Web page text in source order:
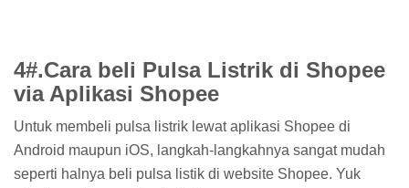
4#.Cara beli Pulsa Listrik di Shopee
via Aplikasi Shopee
Untuk membeli pulsa listrik lewat aplikasi Shopee di
Android maupun iOS, langkah-langkahnya sangat mudah
seperti halnya beli pulsa listik di website Shopee. Yuk